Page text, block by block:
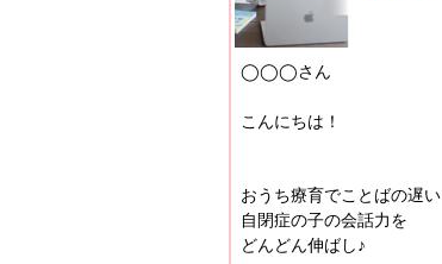
◯◯◯さん
こんにちは！
おうち療育でことばの遅い
自閉症の子の会話力を
どんどん伸ばし♪